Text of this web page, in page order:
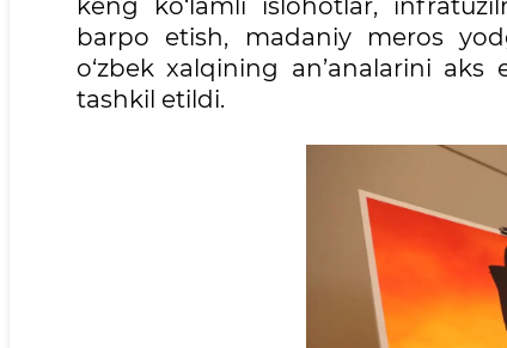
keng ko‘lamli islohotlar,
barpo etish, madaniy meros
o‘zbek xalqining an’analarini aks
tashkil etildi.